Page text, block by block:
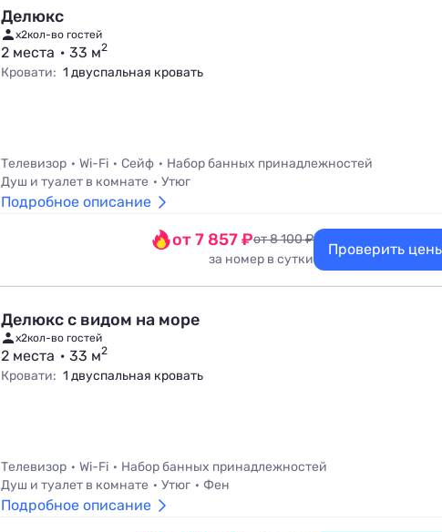
Делюкс
x2кол-во гостей
2 места 33 м2
Кровати: 1 двуспальная кровать
Телевизор Wi-Fi Сейф
Набор банных принадлежностей
Душ и туалет в комнате
Утюг
Подробное описание
от 7 857 ₽от 8 100 ₽
за номер в сутки
Проверить
Делюкс с видом на море
x2кол-во гостей
2 места 33 м2
Кровати: 1 двуспальная кровать
Телевизор Wi-Fi
Набор банных принадлежностей
Душ и туалет в комнате
Утюг Фен
Подробное описание